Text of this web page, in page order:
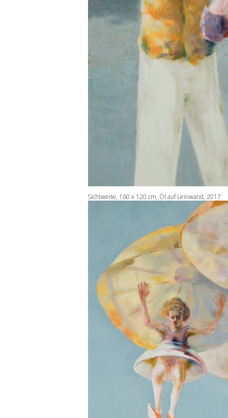
Sichtweite, 160 x 120 cm, Öl auf Leinwand, 2017